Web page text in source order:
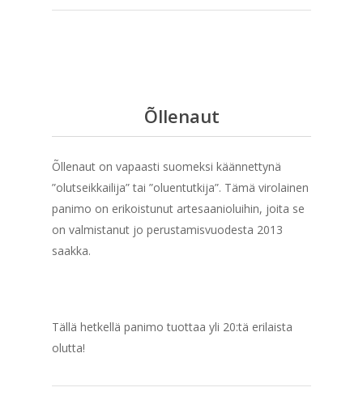
Õllenaut
Õllenaut on vapaasti suomeksi käännettynä
”olutseikkailija” tai ”oluentutkija”. Tämä virolainen
panimo on erikoistunut artesaanioluihin, joita se
on valmistanut jo perustamisvuodesta 2013
saakka.
Tällä hetkellä panimo tuottaa yli 20:tä erilaista
olutta!